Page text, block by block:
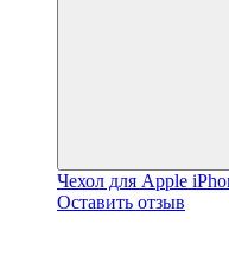
Чехол для Apple
Оставить отзыв